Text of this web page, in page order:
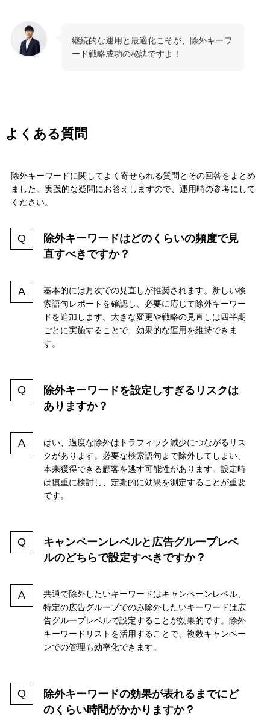
継続的な運用と最適化こそが、除外キーワ
ード戦略成功の秘訣ですよ！
よくある質問
除外キーワードに関してよく寄せられる質問とその回答をまとめ
ました。実践的な疑問にお答えしますので、運用時の参考にして
ください。
除外キーワードはどのくらいの頻度で見
直すべきですか？
基本的には月次での見直しが推奨されます。新しい検
索語句レポートを確認し、必要に応じて除外キーワー
ドを追加します。大きな変更や戦略の見直しは四半期
ごとに実施することで、効果的な運用を維持できま
す。
除外キーワードを設定しすぎるリスクは
ありますか？
はい、過度な除外はトラフィック減少につながるリス
クがあります。必要な検索語句まで除外してしまい、
本来獲得できる顧客を逃す可能性があります。設定時
は慎重に検討し、定期的に効果を測定することが重要
です。
キャンペーンレベルと広告グループレベ
ルのどちらで設定すべきですか？
共通で除外したいキーワードはキャンペーンレベル、
特定の広告グループでのみ除外したいキーワードは広
告グループレベルで設定することが効果的です。除外
キーワードリストを活用することで、複数キャンペー
ンでの管理も効率化できます。
除外キーワードの効果が表れるまでにど
のくらい時間がかかりますか？